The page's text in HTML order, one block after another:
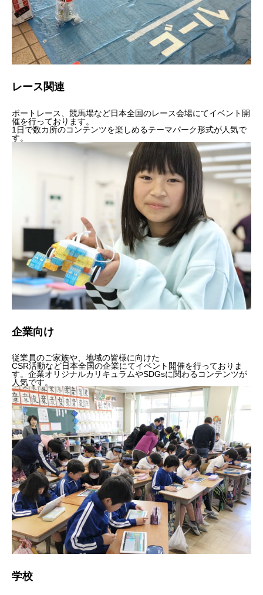
レース関連
ボートレース、競馬場など日本全国のレース会場にてイベント開
催を行っております。
1日で数カ所のコンテンツを楽しめるテーマパーク形式が人気で
す。
企業向け
従業員のご家族や、地域の皆様に向けた
CSR活動など日本全国の企業にてイベント開催を行っておりま
す。企業オリジナルカリキュラムやSDGsに関わるコンテンツが
人気です。
学校